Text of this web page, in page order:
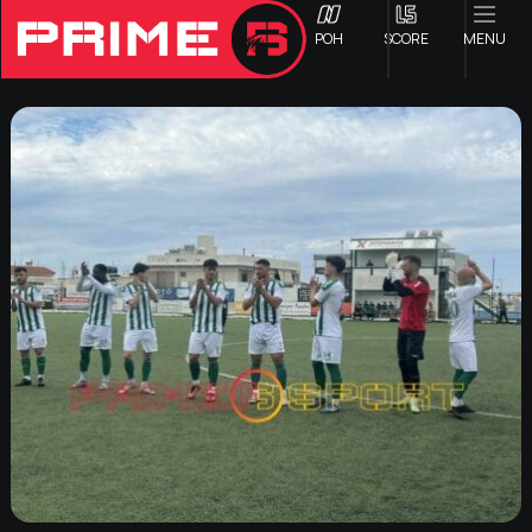
ΡΟΗ SCORE MENU
ΟΦΗ
Α1 ΕΠΣΗ
Α2 ΕΠΣΗ
Β1 ΕΠΣΗ
Β2 ΕΠΣΗ